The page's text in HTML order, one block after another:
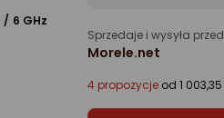
/ 6 GHz
Sprzedaje i wysyła
Morele.net
4 propozycje od 1 003,35